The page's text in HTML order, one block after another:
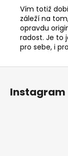
Vím totiž
záleží na
opravdu
radost. Je to
pro sebe, i
Z
Instagram